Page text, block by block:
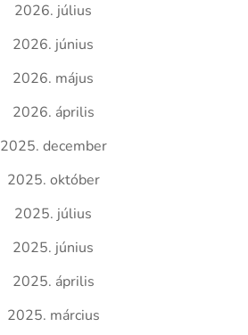
2026. július
2026. június
2026. május
2026. április
2025. december
2025. október
2025. július
2025. június
2025. április
2025. március